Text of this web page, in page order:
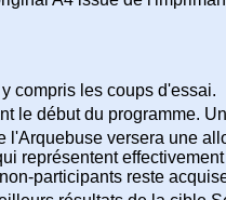
compris les coups d'essai.
le début du programme.
l'Arquebuse versera une
représentent
participants reste